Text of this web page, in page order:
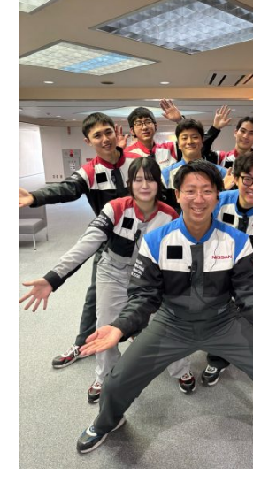
感、R35同乗体験会』『日産新技術
催』！ 11：00～15：30＜通常コー
料ランチ付 10：00～12：00＜午前
食体験の無料ランチ付 11：00～15
会◆＞ ...